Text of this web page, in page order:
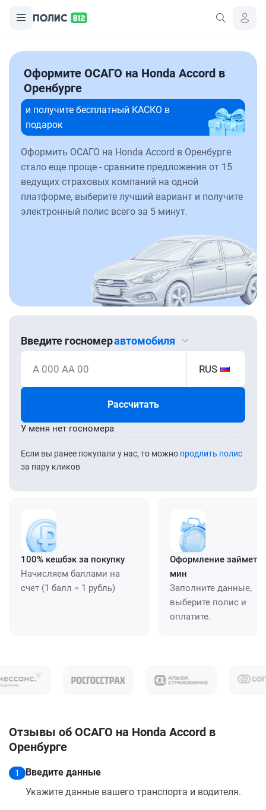
Оформите ОСАГО на Honda Accord в
Оренбурге
и получите бесплатный КАСКО в
подарок
Оформить ОСАГО на Honda Accord в Оренбурге
стало еще проще - сравните предложения от 15
ведущих страховых компаний на одной
платформе, выберите лучший вариант и получите
электронный полис всего за 5 минут.
Введите госномеравтомобиля
А 000 АА 00 RUS
Рассчитать
Если вы ранее покупали у нас, то можно продлить полис
за пару кликов
У меня нет госномера
100% кешбэк за покупку
Начисляем баллами на
счет (1 балл = 1 рубль)
Оформление займет
мин
Заполните данные,
выберите полис и
оплатите.
Отзывы об ОСАГО на Honda Accord в
Оренбурге
1
Введите данные
Укажите данные вашего транспорта и водителя.